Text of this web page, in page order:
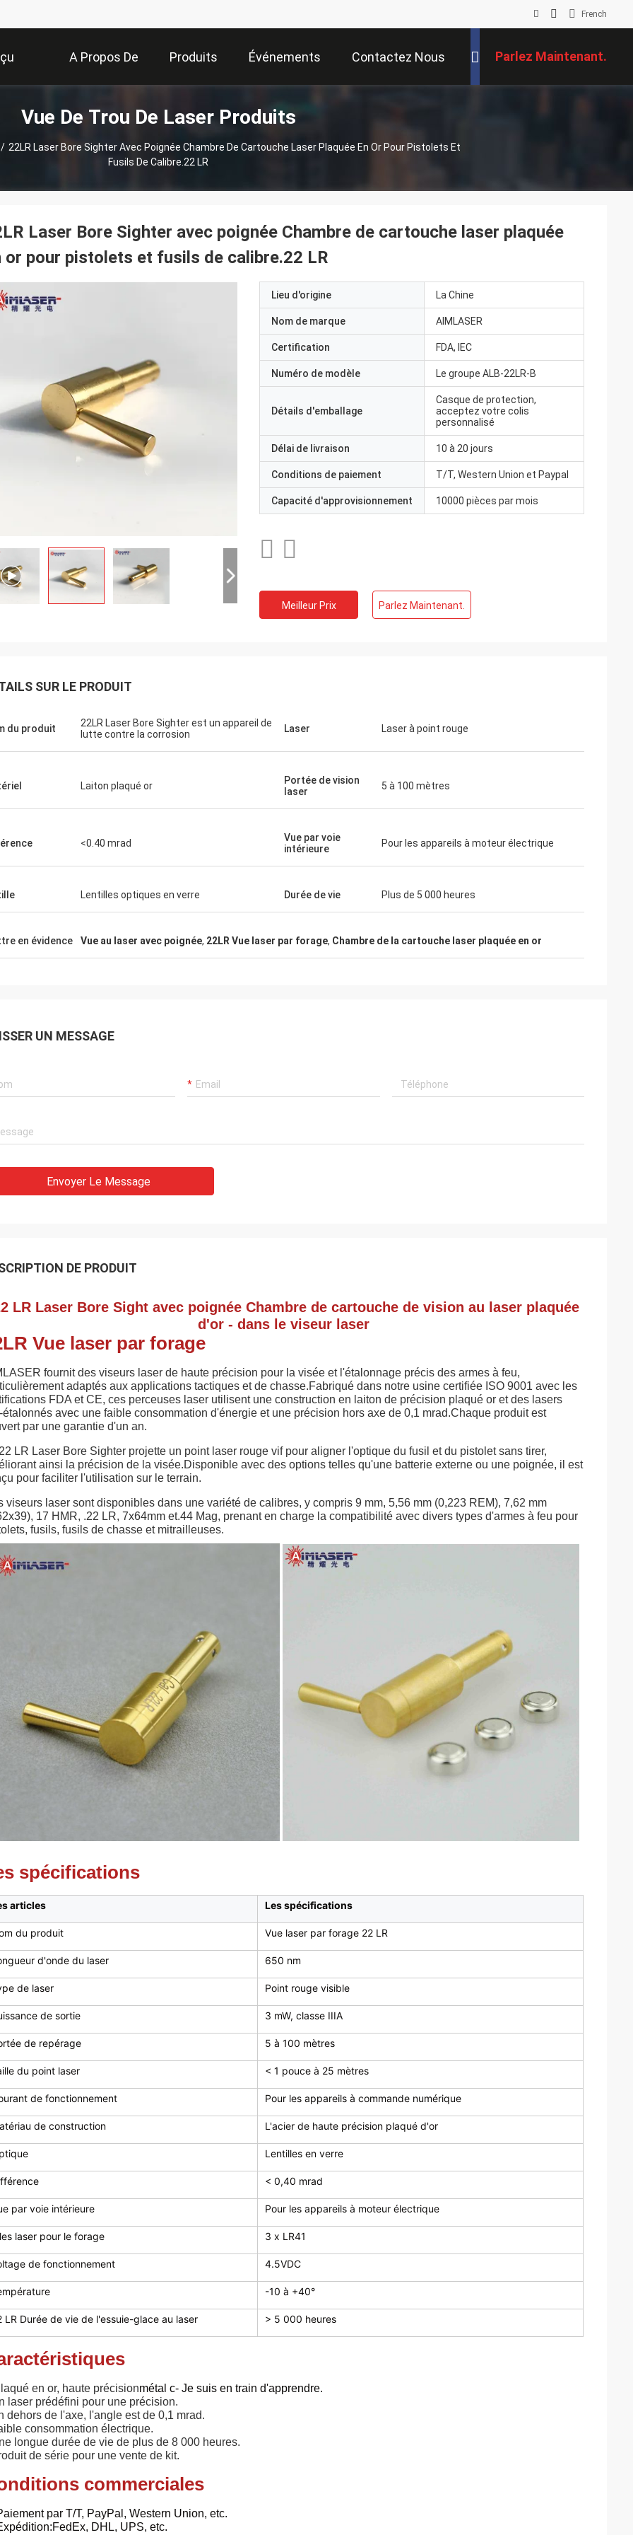
French
A Propos De
Nous
Produits Événements Contactez Nous Parlez Maintenant.
Vue De Trou De Laser Produits
/ 22LR Laser Bore Sighter Avec Poignée Chambre De Cartouche Laser Plaquée En Or Pour Pistolets Et
Fusils De Calibre.22 LR
comme annoncé.J' ai
mais je vais les supposer
répondent parfaitement à mes attentes.
certainement rivaliser avec EOTECH!
Laser Bore Sighter avec poignée Chambre de cartouche laser plaquée
or pour pistolets et fusils de calibre.22 LR
Lieu d'origine La Chine
Nom de marque AIMLASER
Certification FDA, IEC
Numéro de modèle Le groupe ALB-22LR-B
Détails d'emballage
Casque de protection,
acceptez votre colis
personnalisé
Délai de livraison 10 à 20 jours
Conditions de paiement T/T, Western Union et Paypal
Capacité d'approvisionnement 10000 pièces par mois
Meilleur Prix Parlez Maintenant.
SUR LE PRODUIT
du produit
22LR Laser Bore Sighter est un appareil de
lutte contre la corrosion
Laser Laser à point rouge
Laiton plaqué or
Portée de vision
laser
5 à 100 mètres
<0.40 mrad
Vue par voie
intérieure
Pour les appareils à moteur électrique
Lentilles optiques en verre Durée de vie Plus de 5 000 heures
en évidence Vue au laser avec poignée, 22LR Vue laser par forage, Chambre de la cartouche laser plaquée en or
UN MESSAGE
Envoyer Le Message
DE PRODUIT
LR Laser Bore Sight avec poignée Chambre de cartouche de vision au laser plaquée
d'or - dans le viseur laser
Vue laser par forage
fournit des viseurs laser de haute précision pour la visée et l'étalonnage précis des armes à feu,
adaptés aux applications tactiques et de chasse.Fabriqué dans notre usine certifiée ISO 9001 avec les
FDA et CE, ces perceuses laser utilisent une construction en laiton de précision plaqué or et des lasers
étalonnés avec une faible consommation d'énergie et une précision hors axe de 0,1 mrad.Chaque produit est
par une garantie d'un an.
LR Laser Bore Sighter projette un point laser rouge vif pour aligner l'optique du fusil et du pistolet sans tirer,
ainsi la précision de la visée.Disponible avec des options telles qu'une batterie externe ou une poignée, il est
pour faciliter l'utilisation sur le terrain.
viseurs laser sont disponibles dans une variété de calibres, y compris 9 mm, 5,56 mm (0,223 REM), 7,62 mm
17 HMR, .22 LR, 7x64mm et.44 Mag, prenant en charge la compatibilité avec divers types d'armes à feu pour
fusils, fusils de chasse et mitrailleuses.
spécifications
articles Les spécifications
du produit Vue laser par forage 22 LR
d'onde du laser 650 nm
de laser Point rouge visible
de sortie 3 mW, classe IIIA
de repérage 5 à 100 mètres
du point laser < 1 pouce à 25 mètres
de fonctionnement Pour les appareils à commande numérique
de construction L'acier de haute précision plaqué d'or
Lentilles en verre
< 0,40 mrad
par voie intérieure Pour les appareils à moteur électrique
laser pour le forage 3 x LR41
de fonctionnement 4.5VDC
-10 à +40°
LR Durée de vie de l'essuie-glace au laser > 5 000 heures
en or, haute précisionmétal c- Je suis en train d'apprendre.
laser prédéfini pour une précision.
dehors de l'axe, l'angle est de 0,1 mrad.
consommation électrique.
longue durée de vie de plus de 8 000 heures.
de série pour une vente de kit.
commerciales
par T/T, PayPal, Western Union, etc.
DHL, UPS, etc.